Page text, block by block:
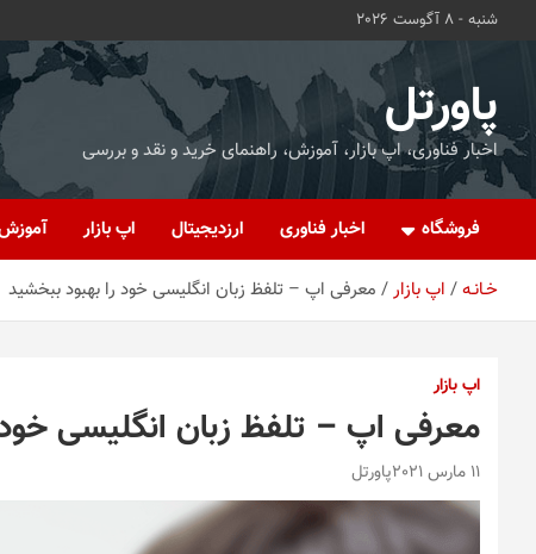
شنبه - 8 آگوست 2026
پاورتل
اخبار فناوری، اپ بازار، آموزش، راهنمای خرید و نقد و بررسی
فروشگاه اخبار فناوری ارزدیجیتال اپ بازار
خـانـه اپ بازار معرفی اپ – تلفظ زبان انگلیسی خود را بهبود ببخشید
اپ بازار
معرفی اپ – تلفظ زبان انگلیسی خود
11 مارس 2021 پاورتل